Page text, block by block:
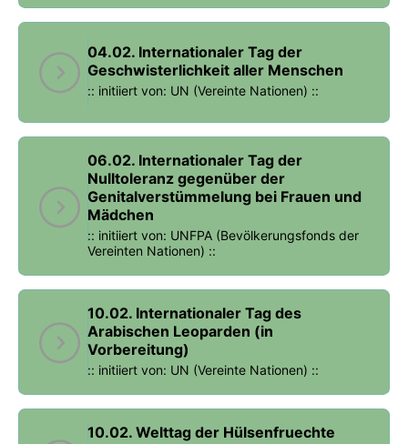
04.02. Internationaler Tag der
Geschwisterlichkeit aller Menschen
:: initiiert von: UN (Vereinte Nationen) ::
06.02. Internationaler Tag der
Nulltoleranz gegenüber der
Genitalverstümmelung bei Frauen und
Mädchen
:: initiiert von: UNFPA (Bevölkerungsfonds der
Vereinten Nationen) ::
10.02. Internationaler Tag des
Arabischen Leoparden (in
Vorbereitung)
:: initiiert von: UN (Vereinte Nationen) ::
10.02. Welttag der Hülsenfruechte